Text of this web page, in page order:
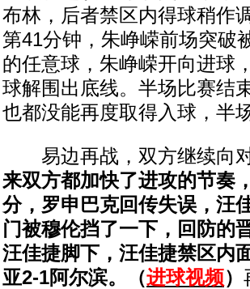
布林，后者禁区内得球稍作
第41分钟，朱峥嵘前场突破
的任意球，朱峥嵘开向进球
球解围出底线。半场比赛结
也都没能再度取得入球，半
易边再战，双方继续向
来双方都加快了进攻的节奏
分，罗申巴克回传失误，汪
门被穆伦挡了一下，回防的
汪佳捷脚下，汪佳捷禁区内
亚2-1阿尔滨。（进球视频）